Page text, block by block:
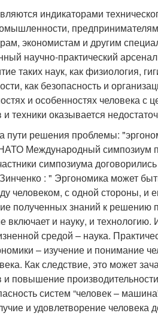
индикаторами
экономистам и другим
научно-практический
таких наук, как физиология,
как безопасность и
и особенностях человека с
техники оказывается
пути решения проблемы:
Международный симпозиум
симпозиума
: " Эргономика может
человеком, с одной стороны, и
полученных знаний к
включает и науку, и
средой – наука.
– изучение и понимание
Как следствие, это может
и повышение
систем “человек –
и удовлетворение человека